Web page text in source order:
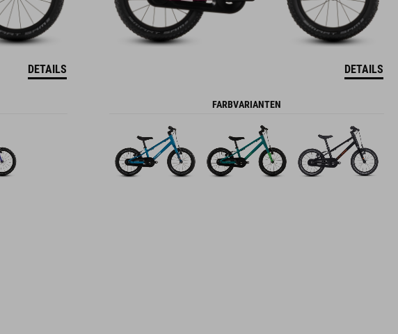
DETAILS DETAILS
FARBVARIANTEN